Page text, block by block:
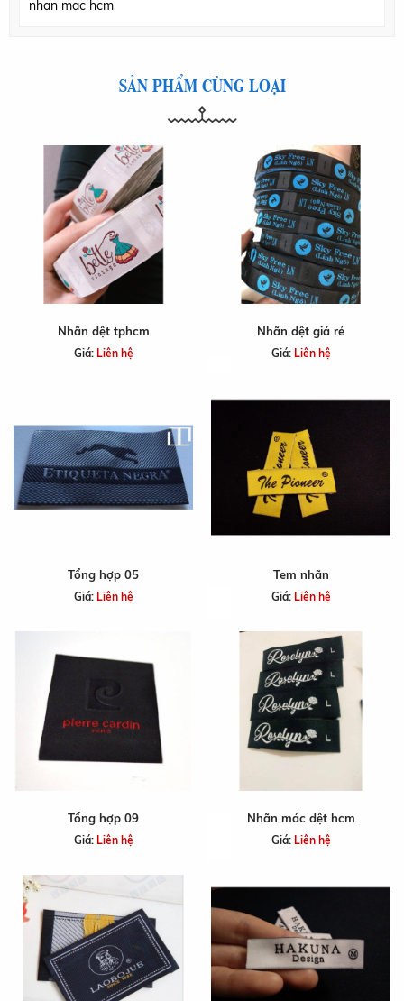
nhan mac hcm
SẢN PHẨM CÙNG LOẠI
Nhãn dệt tphcm
Giá: Liên hệ
Nhãn dệt giá rẻ
Giá: Liên hệ
Tổng hợp 05
Giá: Liên hệ
Tem nhãn
Giá: Liên hệ
Tổng hợp 09
Giá: Liên hệ
Nhãn mác dệt hcm
Giá: Liên hệ